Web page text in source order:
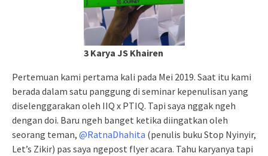
3 Karya JS Khairen
Pertemuan kami pertama kali pada Mei 2019. Saat itu kami
berada dalam satu panggung di seminar kepenulisan yang
diselenggarakan oleh IIQ x PTIQ. Tapi saya nggak ngeh
dengan doi. Baru ngeh banget ketika diingatkan oleh
seorang teman, @RatnaDhahita (penulis buku Stop Nyinyir,
Let’s Zikir) pas saya ngepost flyer acara. Tahu karyanya tapi